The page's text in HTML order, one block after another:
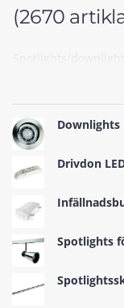
(2670
Spotlights/
Downlights
Drivdon
Spotlights